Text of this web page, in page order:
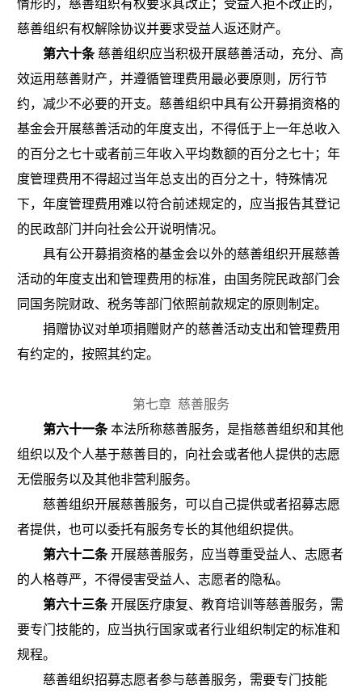
情形的，慈善组织有权要求其改正；受益人拒不改正的，
慈善组织有权解除协议并要求受益人返还财产。
第六十条 慈善组织应当积极开展慈善活动，充分、高
效运用慈善财产，并遵循管理费用最必要原则，厉行节
约，减少不必要的开支。慈善组织中具有公开募捐资格的
基金会开展慈善活动的年度支出，不得低于上一年总收入
的百分之七十或者前三年收入平均数额的百分之七十；年
度管理费用不得超过当年总支出的百分之十，特殊情况
下，年度管理费用难以符合前述规定的，应当报告其登记
的民政部门并向社会公开说明情况。
具有公开募捐资格的基金会以外的慈善组织开展慈善
活动的年度支出和管理费用的标准，由国务院民政部门会
同国务院财政、税务等部门依照前款规定的原则制定。
捐赠协议对单项捐赠财产的慈善活动支出和管理费用
有约定的，按照其约定。
第七章 慈善服务
第六十一条本法所称慈善服务，是指慈善组织和其他
组织以及个人基于慈善目的，向社会或者他人提供的志愿
无偿服务以及其他非营利服务。
慈善组织开展慈善服务，可以自己提供或者招募志愿
者提供，也可以委托有服务专长的其他组织提供。
第六十二条开展慈善服务，应当尊重受益人、志愿者
的人格尊严，不得侵害受益人、志愿者的隐私。
第六十三条开展医疗康复、教育培训等慈善服务，需
要专门技能的，应当执行国家或者行业组织制定的标准和
规程。
慈善组织招募志愿者参与慈善服务，需要专门技能